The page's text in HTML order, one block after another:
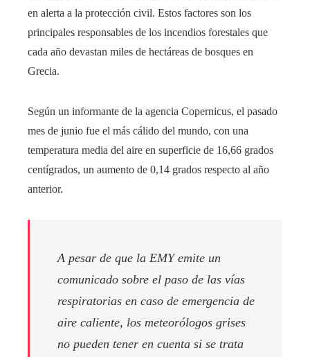
en alerta a la protección civil. Estos factores son los
principales responsables de los incendios forestales que
cada año devastan miles de hectáreas de bosques en
Grecia.
Según un informante de la agencia Copernicus, el pasado
mes de junio fue el más cálido del mundo, con una
temperatura media del aire en superficie de 16,66 grados
centígrados, un aumento de 0,14 grados respecto al año
anterior.
A pesar de que la EMY emite un
comunicado sobre el paso de las vías
respiratorias en caso de emergencia de
aire caliente, los meteorólogos grises
no pueden tener en cuenta si se trata